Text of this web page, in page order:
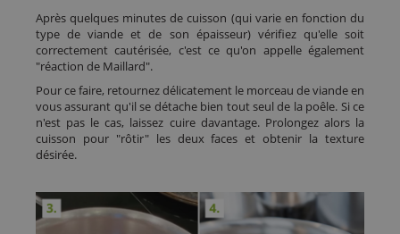
Après quelques minutes de cuisson (qui varie en fonction du
type de viande et de son épaisseur) vérifiez qu'elle soit
correctement cautérisée, c'est ce qu'on appelle également
"réaction de Maillard".
Pour ce faire, retournez délicatement le morceau de viande en
vous assurant qu'il se détache bien tout seul de la poêle. Si ce
n'est pas le cas, laissez cuire davantage. Prolongez alors la
cuisson pour "rôtir" les deux faces et obtenir la texture
désirée.